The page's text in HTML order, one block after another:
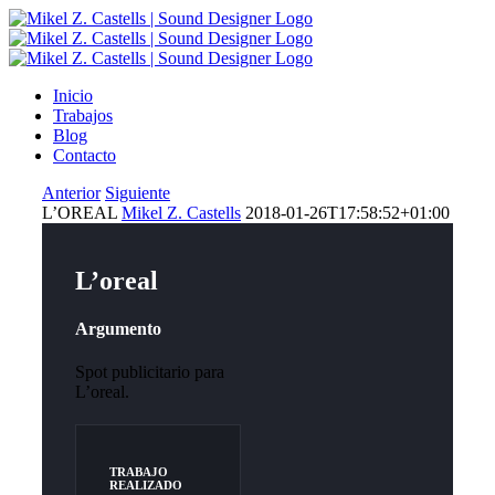
Inicio
Trabajos
Blog
Contacto
Anterior Siguiente
L’OREAL Mikel Z. Castells 2018-01-26T17:58:52+01:00
L’oreal
Argumento
Spot publicitario para
L’oreal.
TRABAJO
REALIZADO